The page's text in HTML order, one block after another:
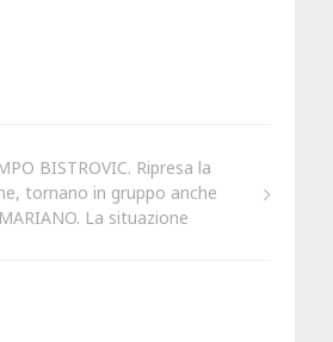
BISTROVIC. Ripresa la
tornano in gruppo anche
La situazione